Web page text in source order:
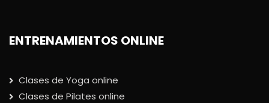
ENTRENAMIENTOS ONLINE
Clases de Yoga online
Clases de Pilates online